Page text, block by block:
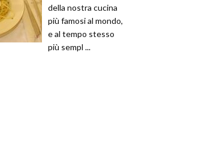
della nostra cucina
più famosi al mondo,
e al tempo stesso
più sempl ...